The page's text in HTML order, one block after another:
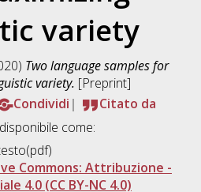
variety
Two language samples for
variety. [Preprint]
Condividi
Citato da
come:
Commons: Attribuzione -
4.0 (CC BY-NC 4.0)